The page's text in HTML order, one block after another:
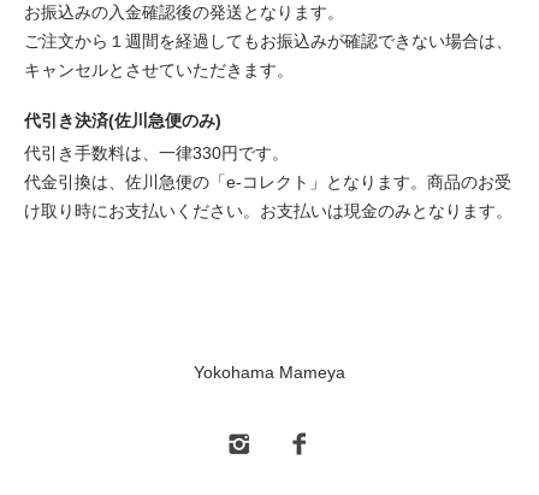
お振込みの入金確認後の発送となります。
ご注文から１週間を経過してもお振込みが確認できない場合は、
キャンセルとさせていただきます。
代引き決済(佐川急便のみ)
代引き手数料は、一律330円です。
代金引換は、佐川急便の「e-コレクト」となります。商品のお受
け取り時にお支払いください。お支払いは現金のみとなります。
Yokohama Mameya